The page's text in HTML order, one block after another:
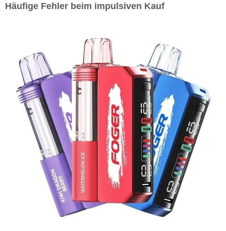
Häufige Fehler beim impulsiven Kauf